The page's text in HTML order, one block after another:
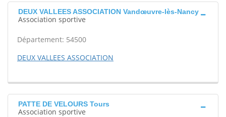
DEUX VALLEES ASSOCIATION Vandœuvre-lès-Nancy
Association sportive
Département: 54500
DEUX VALLEES ASSOCIATION
PATTE DE VELOURS Tours
Association sportive